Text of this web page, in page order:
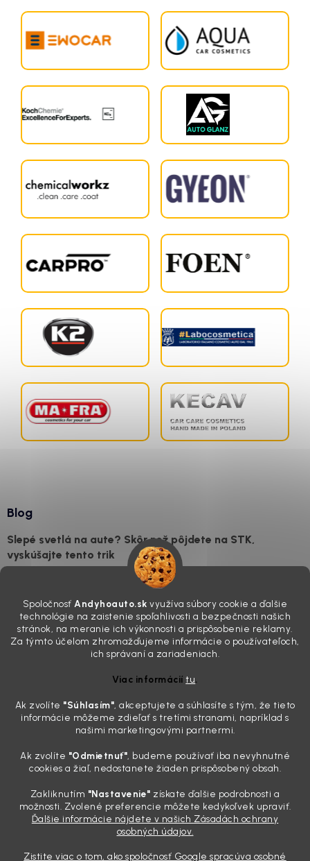
Spoločnosť Andyhoauto.sk využíva súbory cookie a ďalšie
technológie na zaistenie spoľahlivosti a bezpečnosti našich
stránok, na meranie ich výkonnosti a prispôsobenie reklamy.
Za týmto účelom zhromažďujeme informácie o používateľoch,
ich správaní a zariadeniach.
Viac informáciítu.
Ak zvolíte "Súhlasím", akceptujete a súhlasíte s tým, že tieto
informácie môžeme zdieľať s tretími stranami, napríklad s
našimi marketingovými partnermi.
Ak zvolíte "Odmietnuť", budeme používať iba nevyhnutné
cookies a žiaľ, nedostanete žiaden prispôsobený obsah.
Zakliknutím "Nastavenie" získate ďalšie podrobnosti a
možnosti. Zvolené preferencie môžete kedykoľvek upraviť.
Ďalšie informácie nájdete v našich Zásadách ochrany
osobných údajov.
Zistite viac o tom, ako spoločnosť Google spracúva osobné
Blog
Slepé svetlá na aute? Skôr než pôjdete na STK,
vyskúšajte tento trik
skutočnosti je? Často za to môžu práve „slepé“ svetlomety. Ten
mliečny, drsný povrch nie je len estetická vada. Keď slnko a soľ urobia
svoje, plexisklo začne svetlo rozptyľovať namiesto to...
Zabudnite na handru. Ak chcete mať auto naozaj čisté,
Poznáte ten moment. Vonku svieti slnko, vy sedíte v čerstvo
„upratanom“ aute, no pri pohľade na palubnú dosku vás ide poraziť. V
mriežkach ventilácie, okolo tlačidiel a v švíkoch sedačiek na vás stále
drzo pozerá prach. Handra ani vysávač tam jednodu...
Detailing nemusí stáť výplatu: 5 kúskov autokozmetiky,
31.7.2026
Sobotné ráno, káva v ruke a pred vami zaprášená kapota. Pre
niekoho nuda, pre nás najlepší relax. Lenže keď si v košíku spočítate